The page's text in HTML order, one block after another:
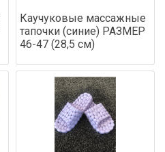
Каучуковые массажные
тапочки (синие) РАЗМЕР
46-47 (28,5 см)